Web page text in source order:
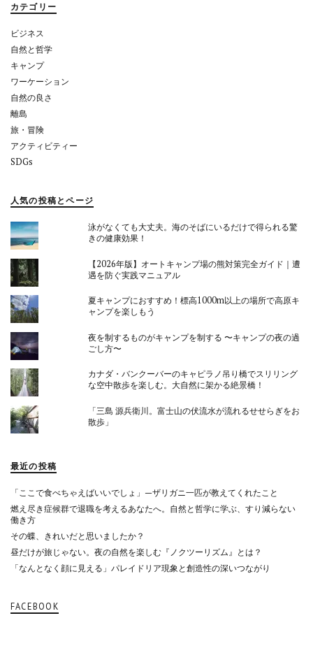
ン
カテゴリー
ビジネス
自然と哲学
キャンプ
ワーケーション
自然の良さ
離島
旅・冒険
アクティビティー
SDGs
人気の投稿とページ
泳がなくても大丈夫。海のそばにいるだけで得られる驚
きの健康効果！
【2026年版】オートキャンプ場の熊対策完全ガイド｜遭
遇を防ぐ実践マニュアル
夏キャンプにおすすめ！標高1000m以上の場所で高原キ
ャンプを楽しもう
夜を制するものがキャンプを制する 〜キャンプの夜の過
ごし方〜
カナダ・バンクーバーのキャピラノ吊り橋でスリリング
な空中散歩を楽しむ。大自然に架かる絶景橋！
「三島 源兵衛川。富士山の伏流水が流れるせせらぎをお
散歩」
最近の投稿
「ここで食べちゃえばいいでしょ」—ザリガニ一匹が教えてくれたこと
燃え尽き症候群で退職を考えるあなたへ。自然と哲学に学ぶ、すり減らない
働き方
その蝶、きれいだと思いましたか？
昼だけが旅じゃない。夜の自然を楽しむ『ノクツーリズム』とは？
「なんとなく顔に見える」パレイドリア現象と創造性の深いつながり
FACEBOOK